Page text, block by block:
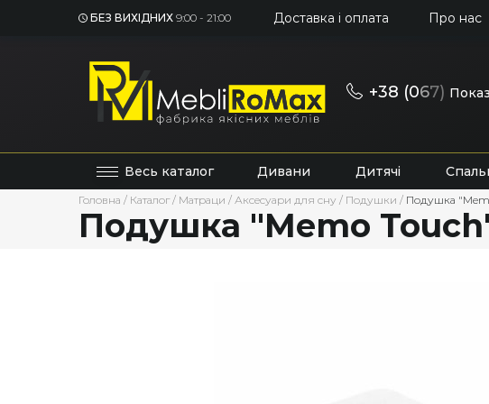
БЕЗ ВИХІДНИХ 9:00 - 21:00 Доставка і оплата Про нас
+38 (067)
Весь каталог Дивани Дитячі
Головна / Каталог / Матраци / Аксесуари для сну / Подушки / Подушка
Подушка "Memo